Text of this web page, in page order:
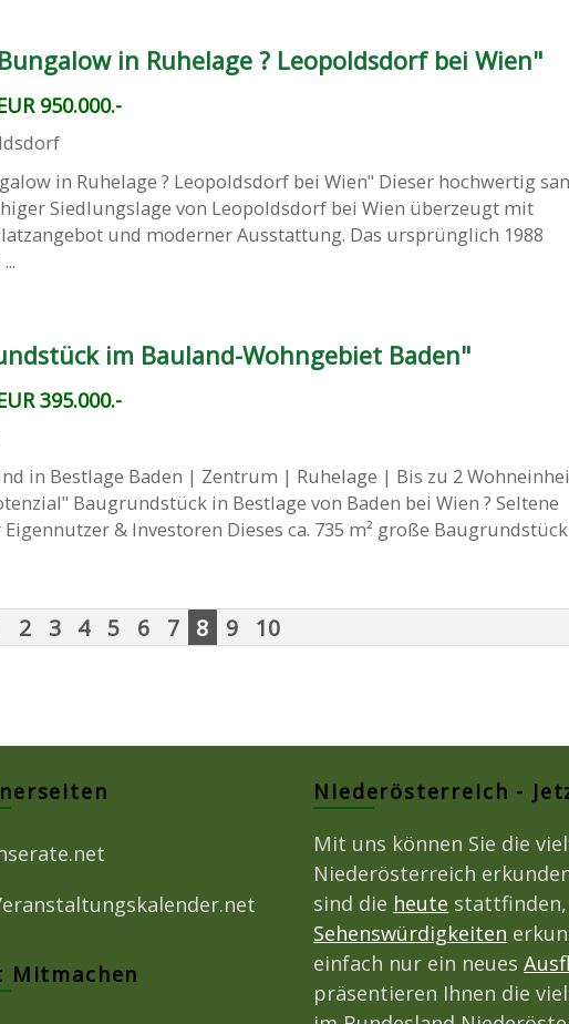
in Ruhelage ? Leopoldsdorf bei Wien"
950.000.-
in Ruhelage ? Leopoldsdorf bei Wien" Dieser hochwertig
Siedlungslage von Leopoldsdorf bei Wien überzeugt mit
und moderner Ausstattung. Das ursprünglich 1988
im Bauland-Wohngebiet Baden"
395.000.-
in Bestlage Baden | Zentrum | Ruhelage | Bis zu 2
Baugrundstück in Bestlage von Baden bei Wien ? Seltene
& Investoren Dieses ca. 735 m² große Baugrundstück
2 3 4 5 6 7 8 9 10
Mitmachen
Niederösterreich -
Mit uns können Sie die
Niederösterreich
sind die heute stattfinden,
Sehenswürdigkeiten
einfach nur ein neues
präsentieren Ihnen die